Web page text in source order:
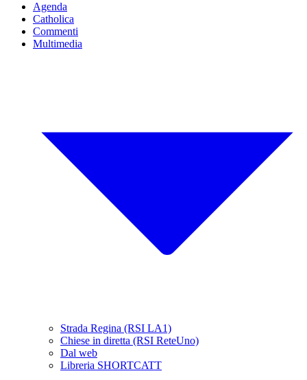
Agenda
Catholica
Commenti
Multimedia
Strada Regina (RSI LA1)
Chiese in diretta (RSI ReteUno)
Dal web
Libreria SHORTCATT